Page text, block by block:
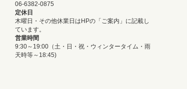
06-6382-0875
定休日
木曜日・その他休業日はHPの「ご案内」に記載し
ています。
営業時間
9:30～19:00（土・日・祝・ウィンタータイム・雨
天時等～18:45)